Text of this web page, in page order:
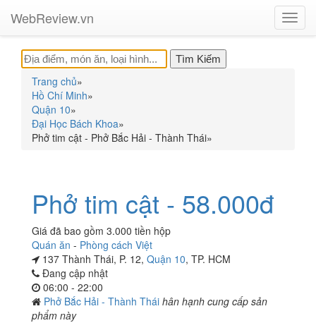
WebReview.vn
Trang chủ»
Hồ Chí Minh»
Quận 10»
Đại Học Bách Khoa»
Phở tim cật - Phở Bắc Hải - Thành Thái»
Phở tim cật - 58.000đ
Giá đã bao gồm 3.000 tiền hộp
Quán ăn - Phòng cách Việt
137 Thành Thái, P. 12, Quận 10, TP. HCM
Đang cập nhật
06:00 - 22:00
Phở Bắc Hải - Thành Thái hân hạnh cung cấp sản
phẩm này